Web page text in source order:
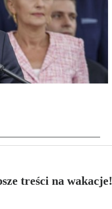
treści na wakacje!